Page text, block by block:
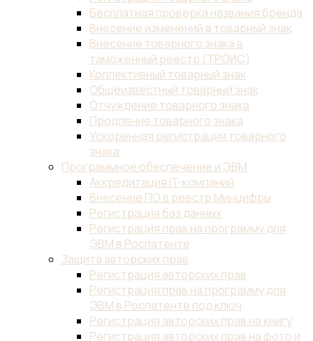
Бесплатная проверка названия бренда
Внесение изменений в товарный знак
Внесение товарного знака в
таможенный реестр (ТРОИС)
Коллективный товарный знак
Общеизвестный товарный знак
Отчуждение товарного знака
Продление товарного знака
Ускоренная регистрация товарного
знака
Программное обеспечение и ЭВМ
Аккредитация IT-компаний
Внесение ПО в реестр Минцифры
Регистрация баз данных
Регистрация прав на программу для
ЭВМ в Роспатенте
Защита авторских прав
Регистрация авторских прав
Регистрация прав на программу для
ЭВМ в Роспатенте под ключ
Регистрация авторских прав на книгу
Регистрация авторских прав на фото и